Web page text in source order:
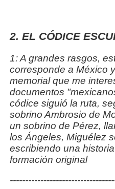
2. EL CÓDICE
1: A grandes rasgos,
corresponde a México
memorial que me
documentos
códice siguió la ruta,
sobrino Ambrosio de
un sobrino de Pérez,
los Ángeles, Miguélez
escribiendo una
formación original